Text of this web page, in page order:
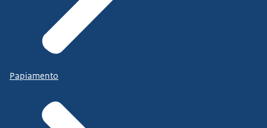
Papiamento